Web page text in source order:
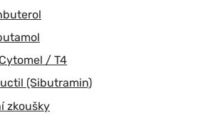
/ T4
(Sibutramin)
zkoušky